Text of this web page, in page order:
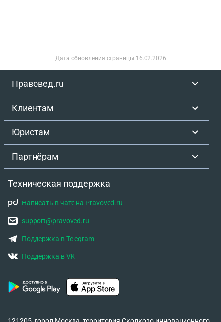
Дата обновления страницы 16.02.2026
Правовед.ru
Клиентам
Юристам
Партнёрам
Техническая поддержка
Написать в чате на Pravoved.ru
support@pravoved.ru
Поддержка в Telegram
Поддержка в VK